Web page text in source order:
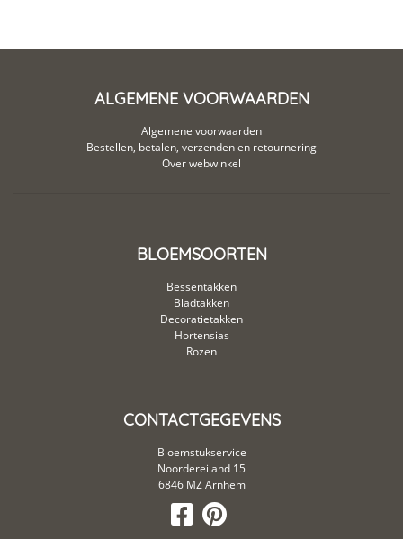
ALGEMENE VOORWAARDEN
Algemene voorwaarden
Bestellen, betalen, verzenden en retournering
Over webwinkel
BLOEMSOORTEN
Bessentakken
Bladtakken
Decoratietakken
Hortensias
Rozen
CONTACTGEGEVENS
Bloemstukservice
Noordereiland 15
6846 MZ Arnhem